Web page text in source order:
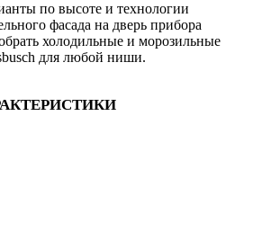
по высоте и технологии
фасада на дверь прибора
холодильные и морозильные
для любой ниши.